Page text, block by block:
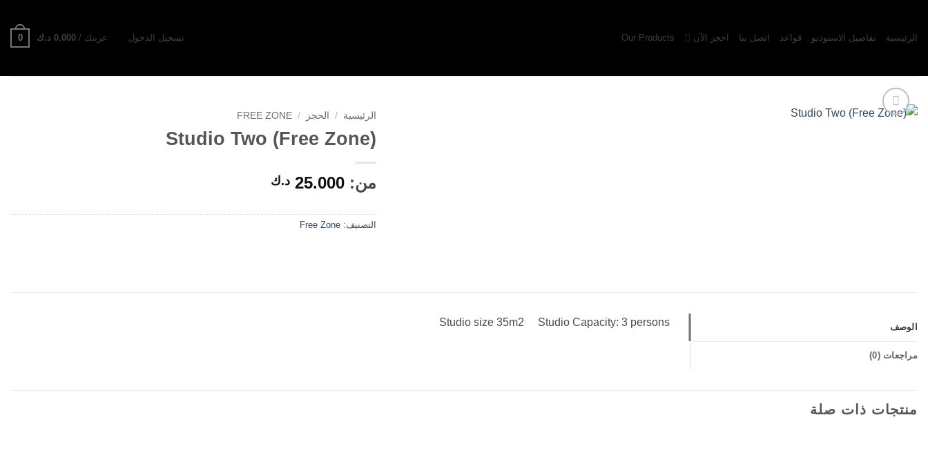
المحتوى
الرئيسية تفاصيل الاستوديو قواعد اتصل بنا احجز الآن Our Products تسجيل الدخول عربتك / 0.000 د.ك 0
الرئيسية / الحجز /
FREE ZONE
Studio Two (Free Zone)
من: 25.000 د.ك
التصنيف: Free Zone
الوصف
مراجعات (0)
Studio size 35m2 Studio Capacity: 3 persons
منتجات ذات صلة